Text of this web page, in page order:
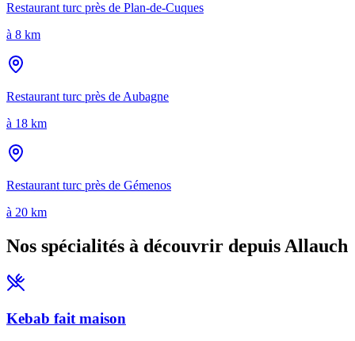
Restaurant turc près de Plan-de-Cuques
à 8 km
Restaurant turc près de Aubagne
à 18 km
Restaurant turc près de Gémenos
à 20 km
Nos spécialités à découvrir depuis Allauch
Kebab fait maison